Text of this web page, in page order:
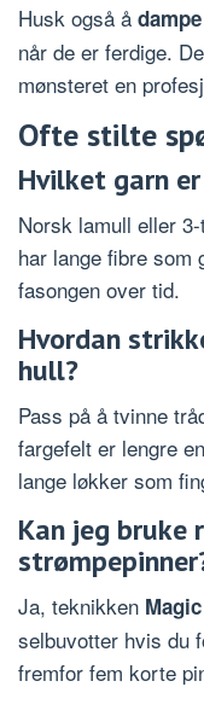
Husk også å
når de er ferdige.
mønsteret en
Ofte stilte
Hvilket garn
Norsk lamull eller
har lange fibre som
fasongen over tid.
Hvordan
hull?
Pass på å tvinne
fargefelt er lengre
lange løkker som
Kan jeg bruke
Ja, teknikken
selbuvotter hvis du
fremfor fem korte